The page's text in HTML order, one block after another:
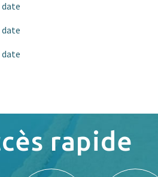
date
date
date
rapide